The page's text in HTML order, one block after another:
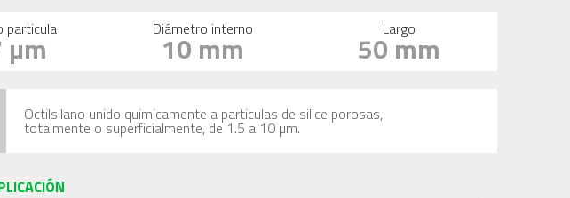
particula
µm Diámetro interno
10 mm Largo
50 mm
Octilsilano unido quimicamente a particulas de silice porosas,
totalmente o superficialmente, de 1.5 a 10 µm.